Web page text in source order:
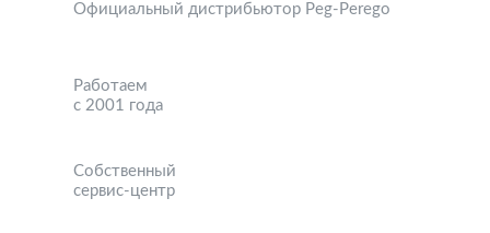
Официальный дистрибьютор Peg-Perego
Работаем
с 2001 года
Собственный
сервис-центр